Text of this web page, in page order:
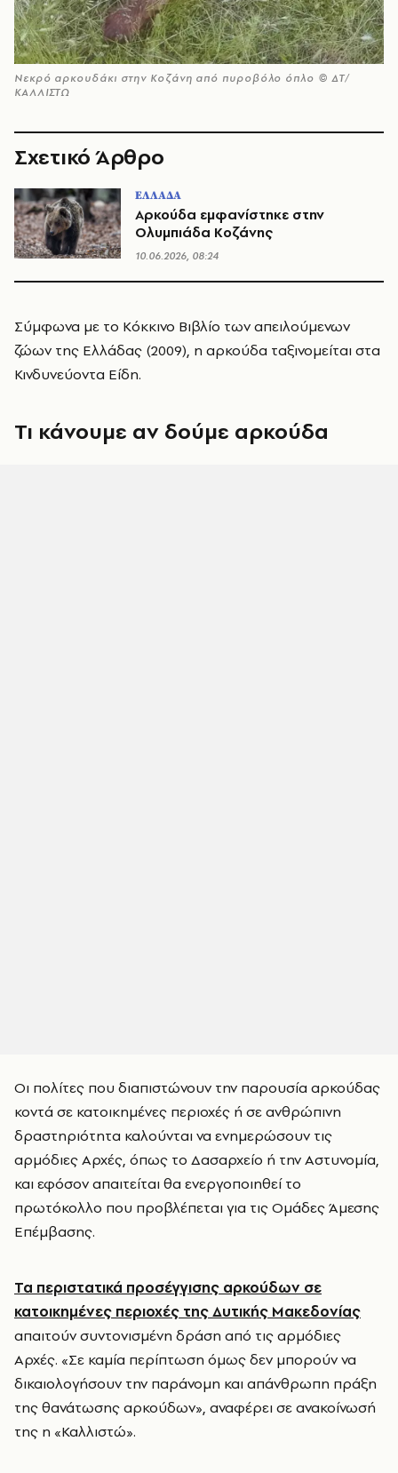
Νεκρό αρκουδάκι στην Κοζάνη από πυροβόλο όπλο © ΔΤ/
ΚΑΛΛΙΣΤΩ
Σχετικό Άρθρο
ΕΛΛΑΔΑ
Αρκούδα εμφανίστηκε στην
Ολυμπιάδα Κοζάνης
10.06.2026, 08:24
Σύμφωνα με το Κόκκινο Βιβλίο των απειλούμενων
ζώων της Ελλάδας (2009), η αρκούδα ταξινομείται στα
Κινδυνεύοντα Είδη.
Τι κάνουμε αν δούμε αρκούδα
Οι πολίτες που διαπιστώνουν την παρουσία αρκούδας
κοντά σε κατοικημένες περιοχές ή σε ανθρώπινη
δραστηριότητα καλούνται να ενημερώσουν τις
αρμόδιες Αρχές, όπως το Δασαρχείο ή την Αστυνομία,
και εφόσον απαιτείται θα ενεργοποιηθεί το
πρωτόκολλο που προβλέπεται για τις Ομάδες Άμεσης
Επέμβασης.
Τα περιστατικά προσέγγισης αρκούδων σε
κατοικημένες περιοχές της Δυτικής Μακεδονίας
απαιτούν συντονισμένη δράση από τις αρμόδιες
Αρχές. «Σε καμία περίπτωση όμως δεν μπορούν να
δικαιολογήσουν την παράνομη και απάνθρωπη πράξη
της θανάτωσης αρκούδων», αναφέρει σε ανακοίνωσή
της η «Καλλιστώ».